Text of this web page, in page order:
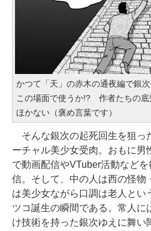
かつて「天」の赤木の通夜編で銀
この場面で使うか!? 作者たちの底
ほかない（褒め言葉です）
そんな銀次の起死回生を狙っ
ーチャル美少女受肉。おもに男
で動画配信やVTuber活動など
信。そして、中の人は西の怪
は美少女ながら口調は老人とい
ツコ誕生の瞬間である。常人に
け技術を持った銀次ゆえに舞い